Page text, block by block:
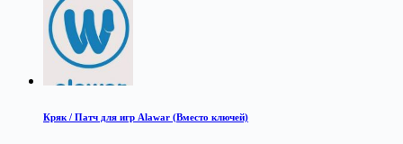
Кряк / Патч для игр Alawar (Вместо ключей)